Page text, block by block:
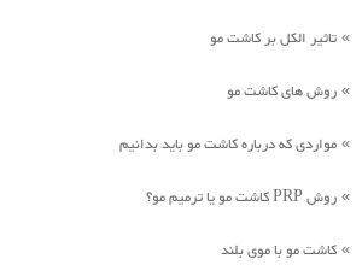
» تاثیر الکل بر کاشت مو
» روش های کاشت مو
» مواردی که درباره کاشت مو باید بدانیم
» روش PRP کاشت مو یا ترمیم مو؟
» کاشت مو با موی بلند